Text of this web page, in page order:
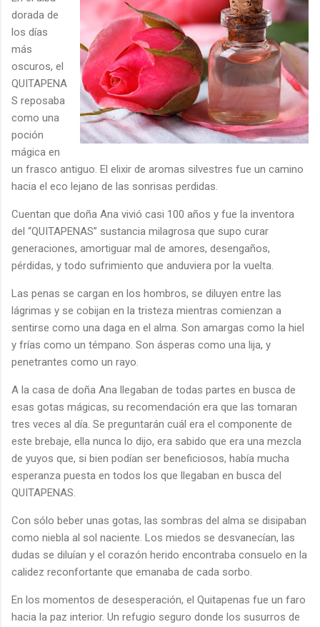
dorada de
los días
más
oscuros, el
QUITAPENA
S reposaba
como una
poción
mágica en
un frasco antiguo. El elixir de aromas silvestres fue un camino
hacia el eco lejano de las sonrisas perdidas.
Cuentan que doña Ana vivió casi 100 años y fue la inventora
del “QUITAPENAS” sustancia milagrosa que supo curar
generaciones, amortiguar mal de amores, desengaños,
pérdidas, y todo sufrimiento que anduviera por la vuelta.
Las penas se cargan en los hombros, se diluyen entre las
lágrimas y se cobijan en la tristeza mientras comienzan a
sentirse como una daga en el alma. Son amargas como la hiel
y frías como un témpano. Son ásperas como una lija, y
penetrantes como un rayo.
A la casa de doña Ana llegaban de todas partes en busca de
esas gotas mágicas, su recomendación era que las tomaran
tres veces al día. Se preguntarán cuál era el componente de
este brebaje, ella nunca lo dijo, era sabido que era una mezcla
de yuyos que, si bien podían ser beneficiosos, había mucha
esperanza puesta en todos los que llegaban en busca del
QUITAPENAS.
Con sólo beber unas gotas, las sombras del alma se disipaban
como niebla al sol naciente. Los miedos se desvanecían, las
dudas se diluían y el corazón herido encontraba consuelo en la
calidez reconfortante que emanaba de cada sorbo.
En los momentos de desesperación, el Quitapenas fue un faro
hacia la paz interior. Un refugio seguro donde los susurros de